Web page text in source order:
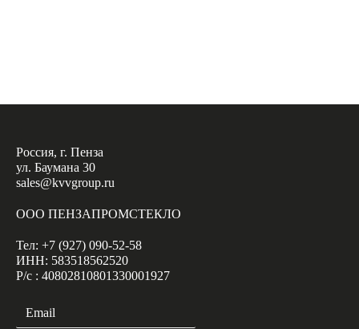
Россия, г. Пенза
ул. Баумана 30
sales@kvvgroup.ru
ООО ПЕНЗАПРОМСТЕКЛО
Тел: +7 (927) 090-52-58
ИНН: 583518562520
Р/с : 40802810801330001927